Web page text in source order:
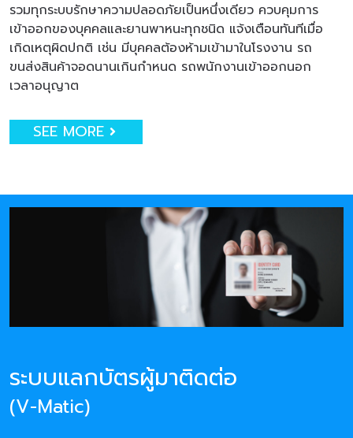
รวมทุกระบบรักษาความปลอดภัยเป็นหนึ่งเดียว ควบคุมการ
เข้าออกของบุคคลและยานพาหนะทุกชนิด แจ้งเตือนทันทีเมื่อ
เกิดเหตุผิดปกติ เช่น มีบุคคลต้องห้ามเข้ามาในโรงงาน รถ
ขนส่งสินค้าจอดนานเกินกำหนด รถพนักงานเข้าออกนอก
เวลาอนุญาต
SEE MORE
ระบบแลกบัตรผู้มาติดต่อ
(V-Matic)